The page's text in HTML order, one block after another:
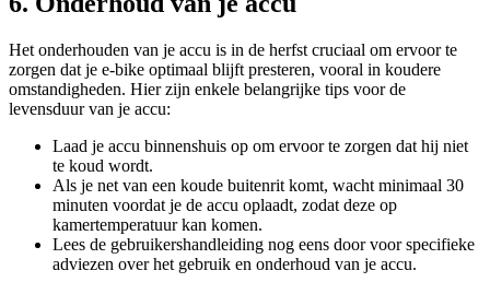
Het onderhouden van je accu is in de herfst cruciaal om ervoor te
zorgen dat je e-bike optimaal blijft presteren, vooral in koudere
omstandigheden. Hier zijn enkele belangrijke tips voor de
levensduur van je accu:
Laad je accu binnenshuis op om ervoor te zorgen dat hij niet
te koud wordt.
Als je net van een koude buitenrit komt, wacht minimaal 30
minuten voordat je de accu oplaadt, zodat deze op
kamertemperatuur kan komen.
Lees de gebruikershandleiding nog eens door voor specifieke
adviezen over het gebruik en onderhoud van je accu.